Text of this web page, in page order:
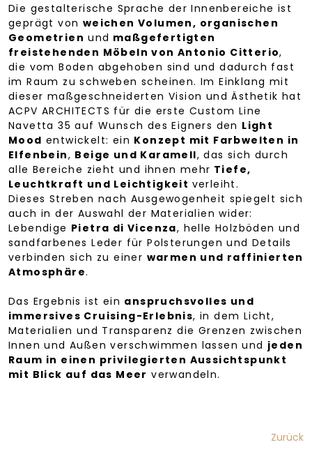
Die gestalterische Sprache der Innenbereiche ist
geprägt von weichen Volumen, organischen
Geometrien und maßgefertigten
freistehenden Möbeln von Antonio Citterio,
die vom Boden abgehoben sind und dadurch fast
im Raum zu schweben scheinen. Im Einklang mit
dieser maßgeschneiderten Vision und Ästhetik hat
ACPV ARCHITECTS für die erste Custom Line
Navetta 35 auf Wunsch des Eigners den Light
Mood entwickelt: ein Konzept mit Farbwelten in
Elfenbein, Beige und Karamell, das sich durch
alle Bereiche zieht und ihnen mehr Tiefe,
Leuchtkraft und Leichtigkeit verleiht.
Dieses Streben nach Ausgewogenheit spiegelt sich
auch in der Auswahl der Materialien wider:
Lebendige Pietra di Vicenza, helle Holzböden und
sandfarbenes Leder für Polsterungen und Details
verbinden sich zu einer warmen und raffinierten
Atmosphäre.
Das Ergebnis ist ein anspruchsvolles und
immersives Cruising-Erlebnis, in dem Licht,
Materialien und Transparenz die Grenzen zwischen
Innen und Außen verschwimmen lassen und jeden
Raum in einen privilegierten Aussichtspunkt
mit Blick auf das Meer verwandeln.
Zurück